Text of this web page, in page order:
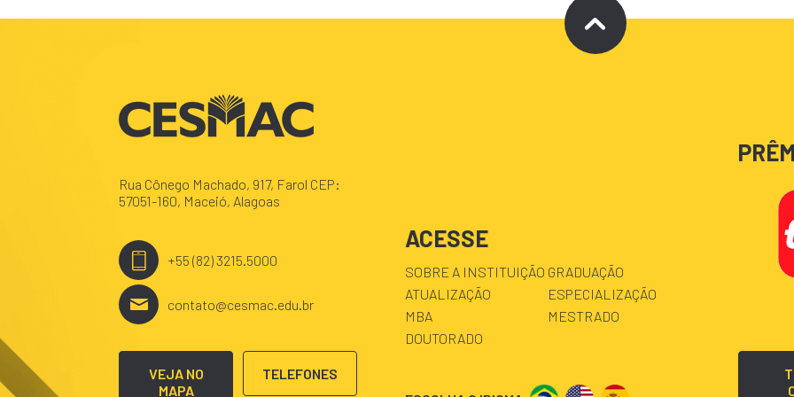
Rua Cônego Machado, 917, Farol CEP:
57051-160, Maceió, Alagoas
+55 (82) 3215.5000
contato@cesmac.edu.br
VEJA NO
MAPA
TELEFONES
ACESSE
SOBRE A INSTITUIÇÃO GRADUAÇÃO
ATUALIZAÇÃO
ESPECIALIZAÇÃO
MBA
MESTRADO
DOUTORADO